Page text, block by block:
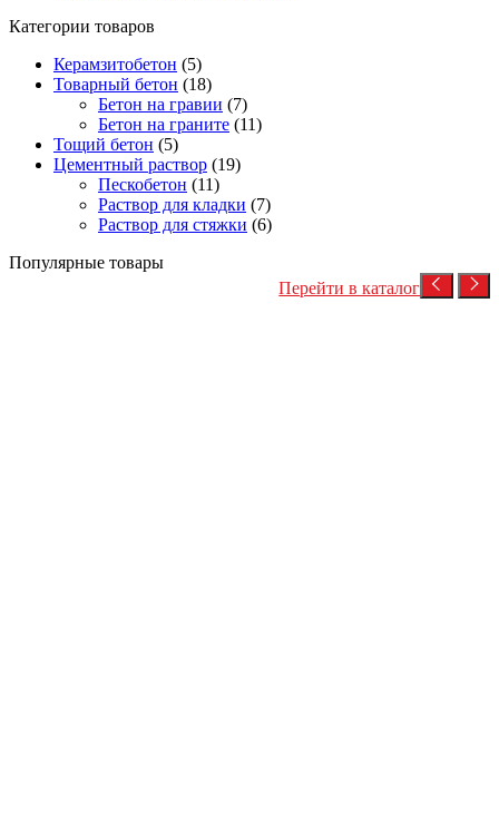
Категории товаров
Керамзитобетон (5)
Товарный бетон (18)
Бетон на гравии (7)
Бетон на граните (11)
Тощий бетон (5)
Цементный раствор (19)
Пескобетон (11)
Раствор для кладки (7)
Раствор для стяжки (6)
Популярные товары
Перейти в каталог